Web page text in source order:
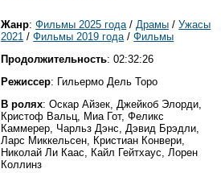
Жанр:Фильмы 2025 года/Драмы /Ужасы
2021 /Фильмы 2019 года/Фильмы
Продолжительность: 02:32:26
Режиссер: Гильермо Дель Торо
В ролях: Оскар Айзек, Джейкоб Элорди,
Кристоф Вальц, Миа Гот, Феликс
Каммерер, Чарльз Дэнс, Дэвид Брэдли,
Ларс Миккельсен, Кристиан Конвери,
Николай Ли Каас, Кайл Гейтхаус, Лорен
Коллинз